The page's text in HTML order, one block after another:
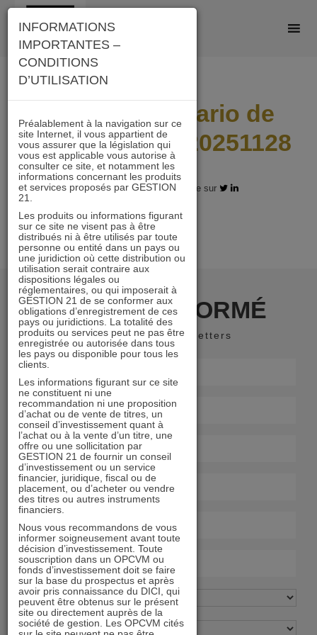
Skip
content
I21_AC_Scenario de
performance_20251128
16.12.2025 - Partagez l'article sur
RESTER INFORMÉ
Recevoir nos newsletters
INFORMATIONS
IMPORTANTES –
CONDITIONS
D’UTILISATION
Préalablement à la navigation sur ce
site Internet, il vous appartient de
vous assurer que la législation qui
vous est applicable vous autorise à
consulter ce site, et notamment les
informations concernant les produits
et services proposés par GESTION
21.
Les produits ou informations figurant
sur ce site ne visent pas à être
distribués ni à être utilisés par toute
personne ou entité dans un pays ou
une juridiction où cette distribution ou
utilisation serait contraire aux
dispositions légales ou
réglementaires, ou qui imposerait à
GESTION 21 de se conformer aux
obligations d’enregistrement de ces
pays ou juridictions. La totalité des
produits ou services peut ne pas être
enregistrée ou autorisée dans tous
les pays ou disponible pour tous les
clients.
Les informations figurant sur ce site
ne constituent ni une
recommandation ni une proposition
d’achat ou de vente de titres, un
conseil d’investissement quant à
l’achat ou à la vente d’un titre, une
offre ou une sollicitation par
GESTION 21 de fournir un conseil
d’investissement ou un service
financier, juridique, fiscal ou de
placement, ou d’acheter ou vendre
des titres ou autres instruments
financiers.
Nous vous recommandons de vous
informer soigneusement avant toute
décision d’investissement. Toute
souscription dans un OPCVM ou
fonds d’investissement doit se faire
sur la base du prospectus et après
avoir pris connaissance du DICI, qui
peuvent être obtenus sur le présent
site ou directement auprès de la
société de gestion. Les OPCVM cités